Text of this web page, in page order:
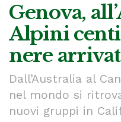
Genova,
Alpini
nere
Dall’Australia al
nel mondo si
nuovi gruppi in